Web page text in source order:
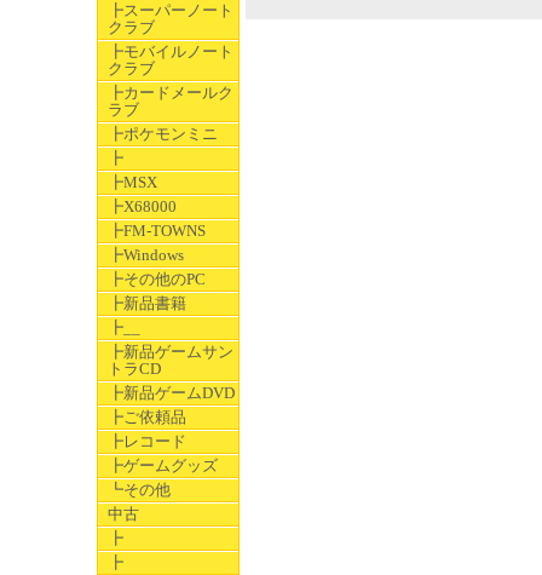
┣スーパーノート
クラブ
┣モバイルノート
クラブ
┣カードメールク
ラブ
┣ポケモンミニ
┣
┣MSX
┣X68000
┣FM-TOWNS
┣Windows
┣その他のPC
┣新品書籍
┣__
┣新品ゲームサン
トラCD
┣新品ゲームDVD
┣ご依頼品
┣レコード
┣ゲームグッズ
┗その他
中古
┣
┣